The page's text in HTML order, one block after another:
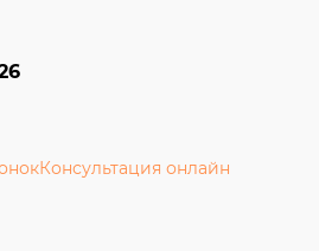
Консультация онлайн